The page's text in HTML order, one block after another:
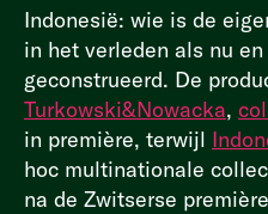
Indonesië: wie is de
in het verleden als nu
geconstrueerd. De
Turkowski&Nowacka,
in première, terwijl
hoc multinationale
na de Zwitserse